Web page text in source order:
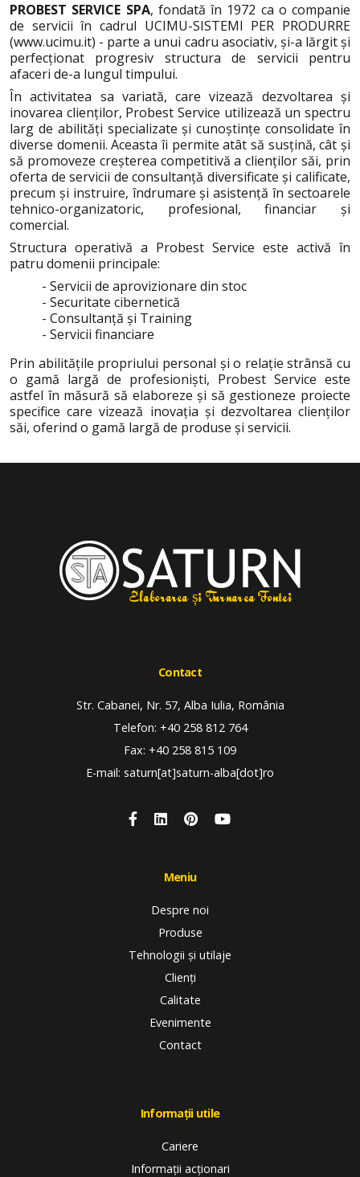
PROBEST SERVICE SPA, fondată în 1972 ca o companie
de servicii în cadrul UCIMU-SISTEMI PER PRODURRE
(www.ucimu.it) - parte a unui cadru asociativ, și-a lărgit și
perfecționat progresiv structura de servicii pentru
afaceri de-a lungul timpului.
În activitatea sa variată, care vizează dezvoltarea și
inovarea clienților, Probest Service utilizează un spectru
larg de abilități specializate și cunoștințe consolidate ȋn
diverse domenii. Aceasta îi permite atât să susțină, cât și
să promoveze creșterea competitivă a clienților săi, prin
oferta de servicii de consultanță diversificate și calificate,
precum și instruire, îndrumare și asistență în sectoarele
tehnico-organizatoric, profesional, financiar și
comercial.
Structura operativă a Probest Service este activă în
patru domenii principale:
- Servicii de aprovizionare din stoc
- Securitate cibernetică
- Consultanță și Training
- Servicii financiare
Prin abilitățile propriului personal și o relație strânsă cu
o gamă largă de profesioniști, Probest Service este
astfel în măsură să elaboreze și să gestioneze proiecte
specifice care vizează inovația și dezvoltarea clienților
săi, oferind o gamă largă de produse și servicii.
Elaborarea și Turnarea Fontei
Contact
Str. Cabanei, Nr. 57, Alba Iulia, România
Telefon: +40 258 812 764
Fax: +40 258 815 109
E-mail: saturn[at]saturn-alba[dot]ro
Meniu
Despre noi
Produse
Tehnologii și utilaje
Clienți
Calitate
Evenimente
Contact
Informații utile
Cariere
Informații acționari